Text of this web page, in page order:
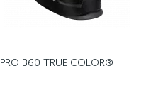
PRO В60 TRUE COLOR®